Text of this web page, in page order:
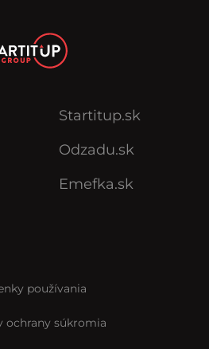
Startitup.sk
Odzadu.sk
Emefka.sk
používania
ochrany súkromia